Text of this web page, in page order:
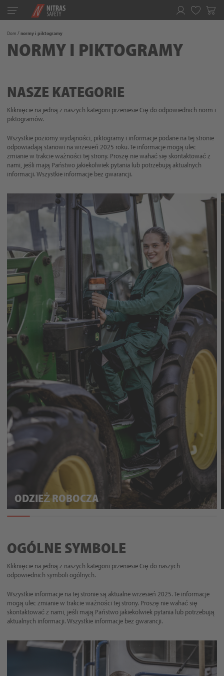
Toggle
navigation
Dom normy i piktogramy
NORMY I PIKTOGRAMY
NASZE KATEGORIE
Kliknięcie na jedną z naszych kategorii przeniesie Cię do odpowiednich norm i
piktogramów.
Wszystkie poziomy wydajności, piktogramy i informacje podane na tej stronie
odpowiadają stanowi na wrzesień 2025 roku. Te informacje mogą ulec
zmianie w trakcie ważności tej strony. Proszę nie wahać się skontaktować z
nami, jeśli mają Państwo jakiekolwiek pytania lub potrzebują aktualnych
informacji. Wszystkie informacje bez gwarancji.
ODZIEŻ ROBOCZA
OGÓLNE SYMBOLE
Kliknięcie na jedną z naszych kategorii przeniesie Cię do naszych
odpowiednich symboli ogólnych.
Wszystkie informacje na tej stronie są aktualne wrzesień 2025. Te informacje
mogą ulec zmianie w trakcie ważności tej strony. Proszę nie wahać się
skontaktować z nami, jeśli mają Państwo jakiekolwiek pytania lub potrzebują
aktualnych informacji. Wszystkie informacje bez gwarancji.